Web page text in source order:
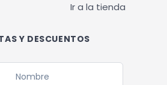
Ir a la tienda
Y DESCUENTOS